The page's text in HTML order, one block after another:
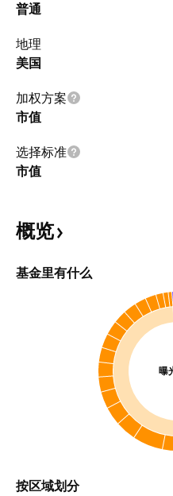
普通
地理
美国
加权方案
市值
选择标准
市值
概览
基金里有什么
曝
按区域划分